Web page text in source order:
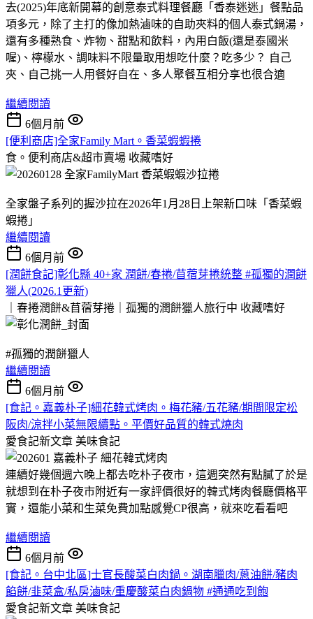
去(2025)年底新開幕的創意泰式料理餐廳「香泰迷迷」餐點品
項多元，除了主打的像加熱滷味的自助夾料的個人泰式鍋湯，
還有多種熟食、炸物、甜點和飲料，內用白飯(還是泰國米
喔)、檸檬水、調味料不限量取用想吃什麼？吃多少？ 自己
夾、自己挑一人用餐好自在、多人聚餐互相分享也很合適
繼續閱讀
6個月前
[便利商店]全家Family Mart。香菜蝦蝦捲
食。便利商店&超市賣場 收藏嗜好
全家盤子系列的握沙拉在2026年1月28日上架新口味「香菜蝦
蝦捲」
繼續閱讀
6個月前
[潤餅食記]彰化縣 40+家 潤餅/春捲/苜蓿芽捲統整 #孤獨的潤餅
獵人(2026.1更新)
｜春捲潤餅&苜蓿芽捲｜孤獨的潤餅獵人旅行中 收藏嗜好
#孤獨的潤餅獵人
繼續閱讀
6個月前
[食記。嘉義朴子]細花韓式烤肉。梅花豬/五花豬/期間限定松
阪肉/涼拌小菜無限續點。平價好品質的韓式燒肉
愛食記新文章 美味食記
連續好幾個週六晚上都去吃朴子夜市，這週突然有點膩了於是
就想到在朴子夜市附近有一家評價很好的韓式烤肉餐廳價格平
實，還能小菜和生菜免費加點感覺CP很高，就來吃看看吧
繼續閱讀
6個月前
[食記。台中北區]士官長酸菜白肉鍋。湖南臘肉/蔥油餅/豬肉
餡餅/韭菜盒/私房滷味/重慶酸菜白肉鍋物 #通通吃到飽
愛食記新文章 美味食記